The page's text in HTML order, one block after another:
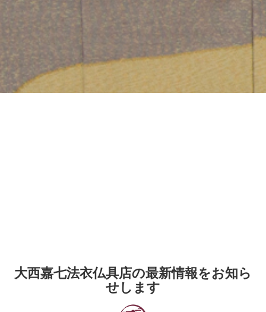
大西嘉七法衣仏具店の最新情報をお知ら
せします